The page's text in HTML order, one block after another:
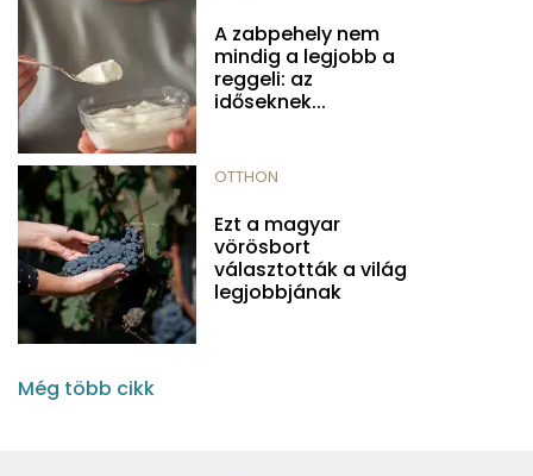
A zabpehely nem
mindig a legjobb a
reggeli: az
időseknek...
OTTHON
Ezt a magyar
vörösbort
választották a világ
legjobbjának
Még több cikk